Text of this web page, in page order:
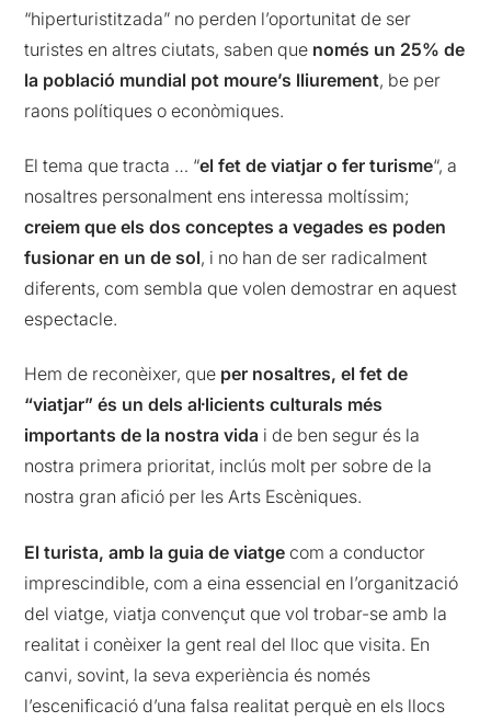
“hiperturistitzada” no perden l’oportunitat de ser
turistes en altres ciutats, saben que només un 25% de
la població mundial pot moure’s lliurement, be per
raons polítiques o econòmiques.
El tema que tracta … “el fet de viatjar o fer turisme“, a
nosaltres personalment ens interessa moltíssim;
creiem que els dos conceptes a vegades es poden
fusionar en un de sol, i no han de ser radicalment
diferents, com sembla que volen demostrar en aquest
espectacle.
Hem de reconèixer, que per nosaltres, el fet de
“viatjar” és un dels al·licients culturals més
importants de la nostra vida i de ben segur és la
nostra primera prioritat, inclús molt per sobre de la
nostra gran afició per les Arts Escèniques.
El turista, amb la guia de viatge com a conductor
imprescindible, com a eina essencial en l’organització
del viatge, viatja convençut que vol trobar-se amb la
realitat i conèixer la gent real del lloc que visita. En
canvi, sovint, la seva experiència és només
l’escenificació d’una falsa realitat perquè en els llocs